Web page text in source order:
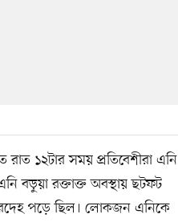
রাত ১২টার সময় প্রতিবেশীরা এনি
বড়ুয়া রক্তাক্ত অবস্থায় ছটফট
পড়ে ছিল। লোকজন এনিকে